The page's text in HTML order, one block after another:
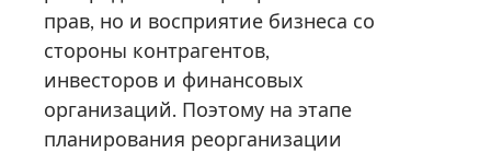
прав, но и восприятие бизнеса со
стороны контрагентов,
инвесторов и финансовых
организаций. Поэтому на этапе
планирования реорганизации